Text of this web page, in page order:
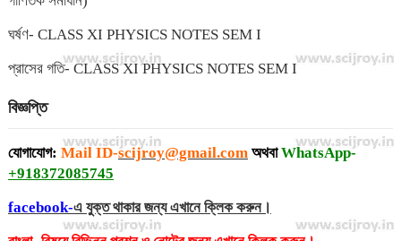
ঘর্ষণ- CLASS XI PHYSICS NOTES SEM I
প্রাসের গতি- CLASS XI PHYSICS NOTES SEM I
বিজ্ঞপ্তি
যোগাযোগ: Mail ID-scijroy@gmail.comঅথবাWhatsApp-
+918372085745
facebook-এ যুক্ত থাকার জন্য এখানে ক্লিক করুন।